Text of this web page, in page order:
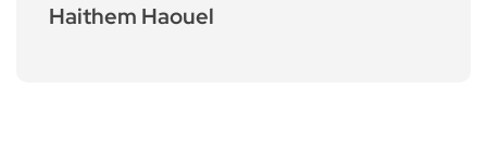
Haithem Haouel